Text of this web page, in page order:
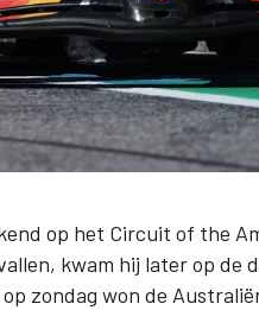
op het Circuit of the
kwam hij later op de
zondag won de